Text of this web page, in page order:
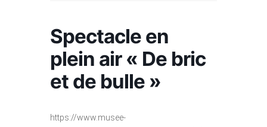
Spectacle en
plein air « De bric
et de bulle »
https://www.musee-